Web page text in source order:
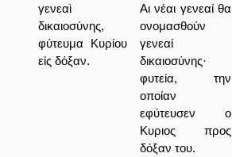
γενεαὶ
δικαιοσύνης,
φύτευμα Κυρίου
εἰς δόξαν.
Αι νέαι γενεαί θα
ονομασθούν
γενεαί
δικαιοσύνης·
φυτεία, την
οποίαν
εφύτευσεν ο
Κυριος προς
δόξαν του.